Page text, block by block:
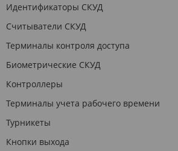
Идентификаторы СКУД
Считыватели СКУД
Терминалы контроля доступа
Биометрические СКУД
Контроллеры
Терминалы учета рабочего времени
Турникеты
Кнопки выхода